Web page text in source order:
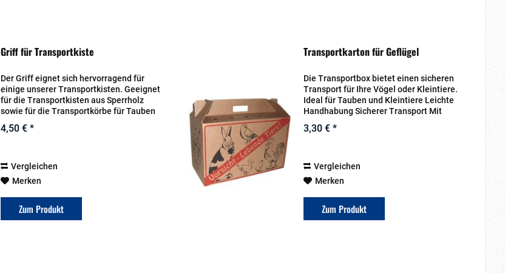
Griff für Transportkiste
Der Griff eignet sich hervorragend für
einige unserer Transportkisten. Geeignet
für die Transportkisten aus Sperrholz
sowie für die Transportkörbe für Tauben
Maße: 15 x 7,5 cm
4,50 € *
Vergleichen
Merken
Zum Produkt
Transportkarton für Geflügel
Die Transportbox bietet einen sicheren
Transport für Ihre Vögel oder Kleintiere.
Ideal für Tauben und Kleintiere Leichte
Handhabung Sicherer Transport Mit
Tragegriff Material: Pappe
Wiederverwendbar Zusammengefaltet
3,30 € *
Vergleichen
Merken
Zum Produkt